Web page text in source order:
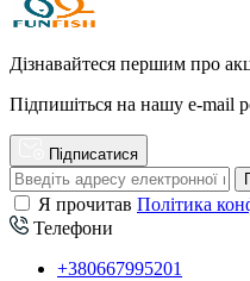
Дізнавайтеся першим про
Підпишіться на нашу e-mail
Підписатися
Я прочитав Політика
Телефони
+380667995201